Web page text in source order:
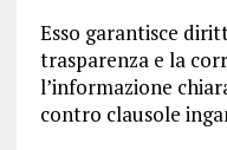
Esso garantisce
trasparenza e la
l’informazione
contro clausole